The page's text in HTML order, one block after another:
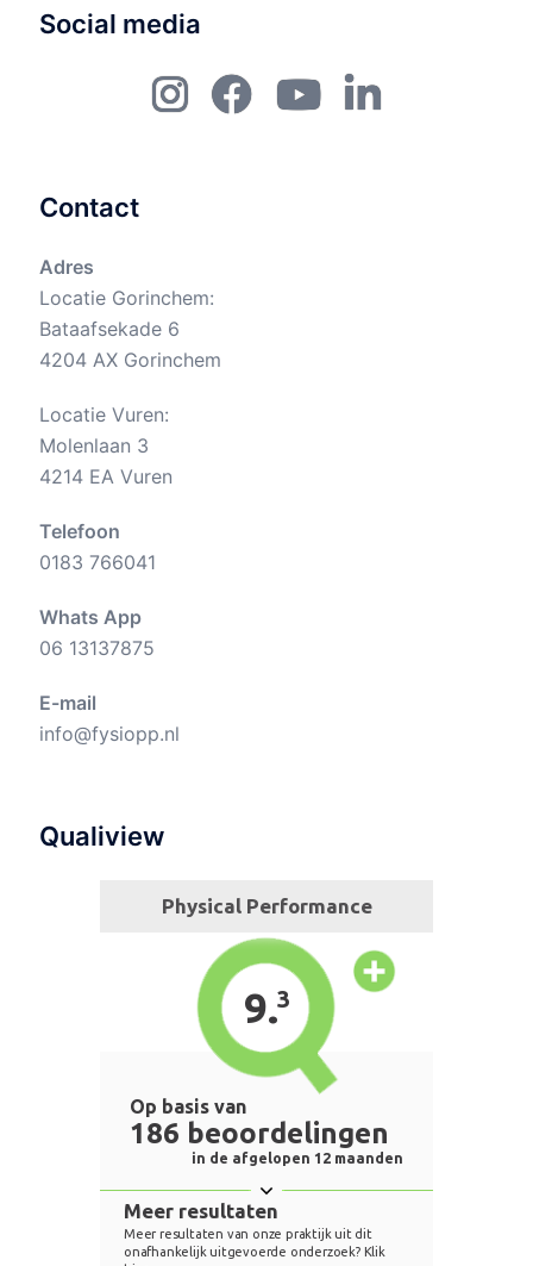
Social media
Instagram YouTube
Contact
Adres
Locatie Gorinchem:
Bataafsekade 6
4204 AX Gorinchem
Locatie Vuren:
Molenlaan 3
4214 EA Vuren
Telefoon
0183 766041
Whats App
06 13137875
E-mail
info@fysiopp.nl
Qualiview